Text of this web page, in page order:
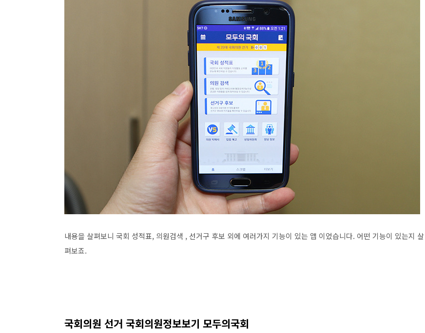
내용을 살펴보니 국회 성적표, 의원검색 , 선거구 후보 외에 여러가지 기능이 있는 앱 이었습니다. 어떤 기능이 있는지 살
펴보죠.
국회의원 선거 국회의원정보보기 모두의국회